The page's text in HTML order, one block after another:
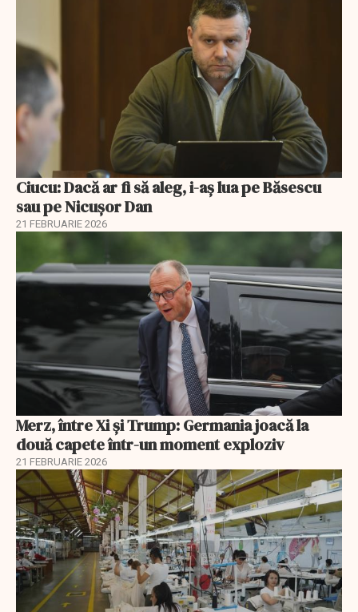
Ciucu: Dacă ar fi să aleg, i-aș lua pe Băsescu
sau pe Nicușor Dan
21 FEBRUARIE 2026
Merz, între Xi și Trump: Germania joacă la
două capete într-un moment exploziv
21 FEBRUARIE 2026